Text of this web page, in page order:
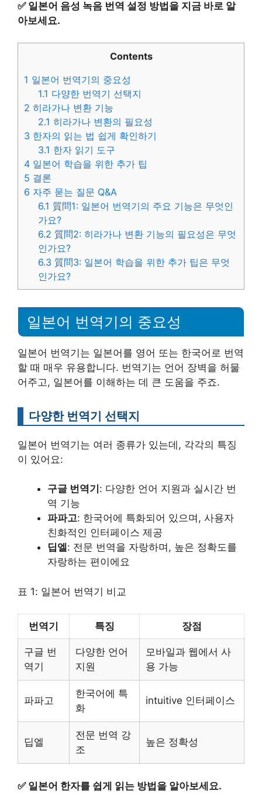
✅ 일본어 음성 녹음 번역 설정 방법을 지금 바로 알
아보세요.
Contents
1 일본어 번역기의 중요성
1.1 다양한 번역기 선택지
2 히라가나 변환 기능
2.1 히라가나 변환의 필요성
3 한자의 읽는 법 쉽게 확인하기
3.1 한자 읽기 도구
4 일본어 학습을 위한 추가 팁
5 결론
6 자주 묻는 질문 Q&A
6.1 質問1: 일본어 번역기의 주요 기능은 무엇인
가요?
6.2 質問2: 히라가나 변환 기능의 필요성은 무엇
인가요?
6.3 質問3: 일본어 학습을 위한 추가 팁은 무엇
인가요?
일본어 번역기의 중요성
일본어 번역기는 일본어를 영어 또는 한국어로 번역
할 때 매우 유용합니다. 번역기는 언어 장벽을 허물
어주고, 일본어를 이해하는 데 큰 도움을 주죠.
다양한 번역기 선택지
일본어 번역기는 여러 종류가 있는데, 각각의 특징
이 있어요:
구글 번역기 : 다양한 언어 지원과 실시간 번
역 기능
파파고: 한국어에 특화되어 있으며, 사용자
친화적인 인터페이스 제공
딥엘: 전문 번역을 자랑하며, 높은 정확도를
자랑하는 편이에요
표 1: 일본어 번역기 비교
번역기 특징 장점
구글 번
역기
다양한 언어
지원
모바일과 웹에서 사
용 가능
파파고
한국어에 특
화
intuitive 인터페이스
딥엘
전문 번역 강
조
높은 정확성
✅ 일본어 한자를 쉽게 읽는 방법을 알아보세요.